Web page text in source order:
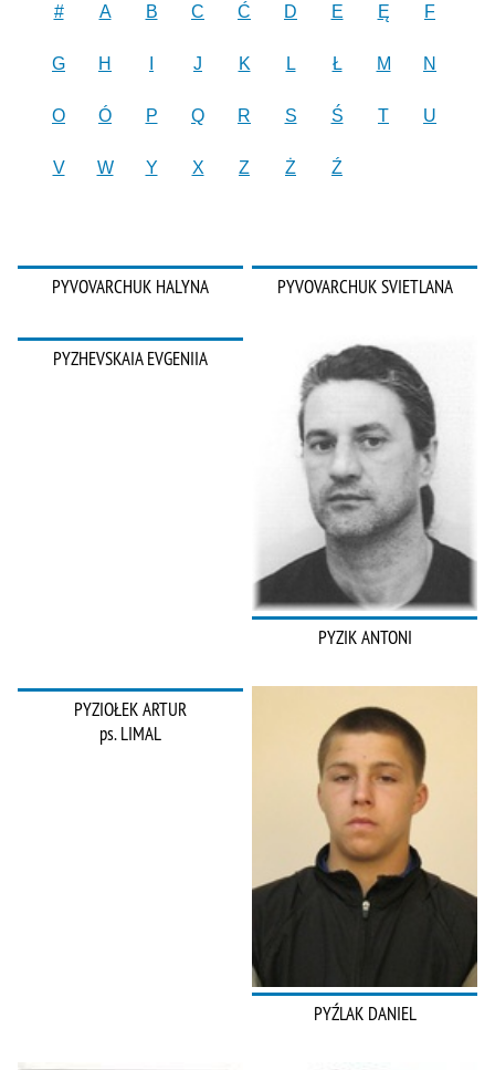
# A B C Ć D E Ę F
G H J K L Ł M N
O Ó P Q R S Ś T U
V W Y X Z Ż Ź
PYVOVARCHUK HALYNA PYVOVARCHUK SVIETLANA
PYZHEVSKAIA EVGENIIA
PYZIK ANTONI
PYZIOŁEK ARTUR
ps. LIMAL
PYŹLAK DANIEL